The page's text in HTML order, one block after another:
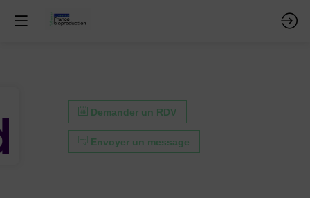
Demander un RDV
Envoyer un message